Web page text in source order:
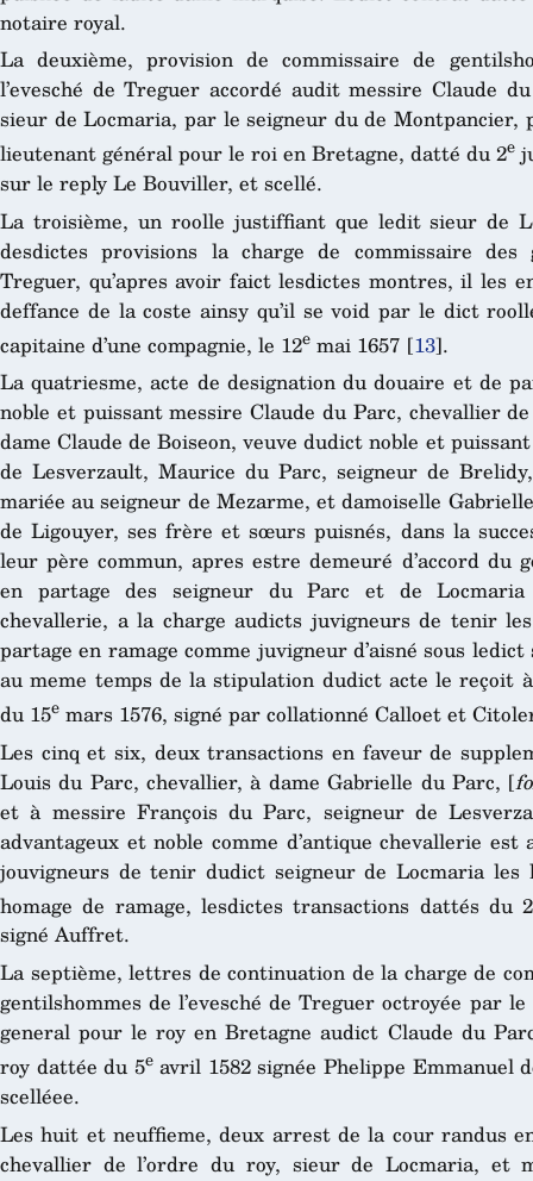
notaire royal.
La deuxième, provision de commissaire de
l’evesché de Treguer accordé audit messire Claude
sieur de Locmaria, par le seigneur du de Montpancier,
lieutenant général pour le roi en Bretagne, datté du 2e
sur le reply Le Bouviller, et scellé.
La troisième, un roolle justiffiant que ledit sieur de
desdictes provisions la charge de commissaire des
Treguer, qu’apres avoir faict lesdictes montres, il les
deffance de la coste ainsy qu’il se void par le dict
capitaine d’une compagnie, le 12e mai 1657 [13].
La quatriesme, acte de designation du douaire et de
noble et puissant messire Claude du Parc, chevallier
dame Claude de Boiseon, veuve dudict noble et
de Lesverzault, Maurice du Parc, seigneur de
mariée au seigneur de Mezarme, et damoiselle
de Ligouyer, ses frère et sœurs puisnés, dans la
leur père commun, apres estre demeuré d’accord du
en partage des seigneur du Parc et de Locmaria
chevallerie, a la charge audicts juvigneurs de tenir
partage en ramage comme juvigneur d’aisné sous
au meme temps de la stipulation dudict acte le reçoit
du 15e mars 1576, signé par collationné Calloet et
Les cinq et six, deux transactions en faveur de
Louis du Parc, chevallier, à dame Gabrielle du Parc, [
et à messire François du Parc, seigneur de
advantageux et noble comme d’antique chevallerie est
jouvigneurs de tenir dudict seigneur de Locmaria
homage de ramage, lesdictes transactions dattés du
signé Auffret.
La septième, lettres de continuation de la charge de
gentilshommes de l’evesché de Treguer octroyée par
general pour le roy en Bretagne audict Claude du
roy dattée du 5eavril 1582 signée Phelippe Emmanuel
scelléee.
Les huit et neuffieme, deux arrest de la cour randus
chevallier de l’ordre du roy, sieur de Locmaria, et